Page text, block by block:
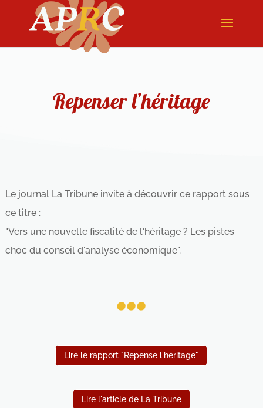
Repenser l’héritage
Le journal La Tribune invite à découvrir ce rapport sous
ce titre :
"Vers une nouvelle fiscalité de l'héritage ? Les pistes
choc du conseil d'analyse économique".
...
Lire le rapport "Repense l'héritage"
Lire l'article de La Tribune